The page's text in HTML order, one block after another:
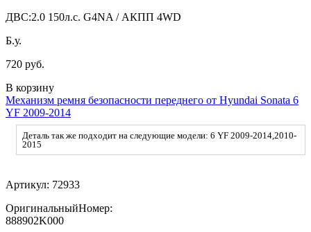
ДВС:2.0 150л.с. G4NA / АКПП 4WD
Б.у.
720 руб.
В корзину
Механизм ремня безопасности переднего от Hyundai Sonata 6
YF 2009-2014
Деталь так же подходит на следующие модели: 6 YF 2009-2014,2010-
2015
Артикул: 72933
ОригинальныйНомер:
888902K000